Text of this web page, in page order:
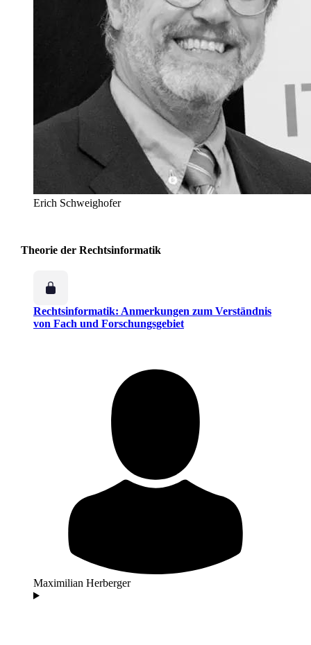
Erich Schweighofer
Theorie der Rechtsinformatik
Rechtsinformatik: Anmerkungen zum Verständnis
von Fach und Forschungsgebiet
Maximilian Herberger